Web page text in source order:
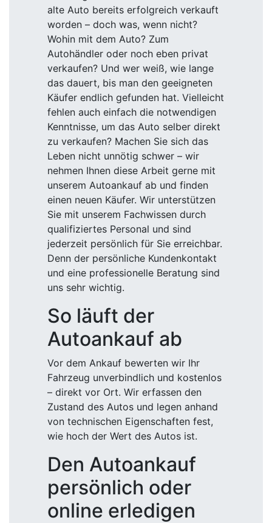
alte Auto bereits erfolgreich verkauft
worden – doch was, wenn nicht?
Wohin mit dem Auto? Zum
Autohändler oder noch eben privat
verkaufen? Und wer weiß, wie lange
das dauert, bis man den geeigneten
Käufer endlich gefunden hat. Vielleicht
fehlen auch einfach die notwendigen
Kenntnisse, um das Auto selber direkt
zu verkaufen? Machen Sie sich das
Leben nicht unnötig schwer – wir
nehmen Ihnen diese Arbeit gerne mit
unserem Autoankauf ab und finden
einen neuen Käufer. Wir unterstützen
Sie mit unserem Fachwissen durch
qualifiziertes Personal und sind
jederzeit persönlich für Sie erreichbar.
Denn der persönliche Kundenkontakt
und eine professionelle Beratung sind
uns sehr wichtig.
So läuft der
Autoankauf ab
Vor dem Ankauf bewerten wir Ihr
Fahrzeug unverbindlich und kostenlos
– direkt vor Ort. Wir erfassen den
Zustand des Autos und legen anhand
von technischen Eigenschaften fest,
wie hoch der Wert des Autos ist.
Den Autoankauf
persönlich oder
online erledigen